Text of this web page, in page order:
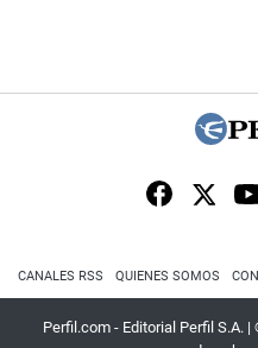
CANALES RSS QUIENES SOMOS
Perfil.com - Editorial Perfil S.A. |